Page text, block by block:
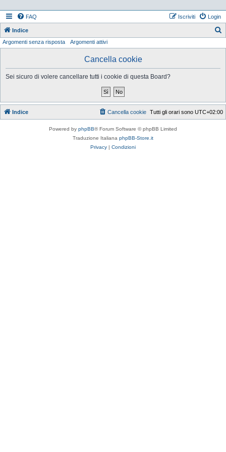
FAQ Login
Iscriviti
Indice
Argomenti senza risposta Argomenti attivi
Cancella cookie
Sei sicuro di volere cancellare tutti i cookie di questa Board?
Indice Tutti gli orari sono UTC+02:00
Cancella cookie
Powered by phpBB® Forum Software © phpBB Limited
Traduzione Italiana phpBB-Store.it
Privacy | Condizioni